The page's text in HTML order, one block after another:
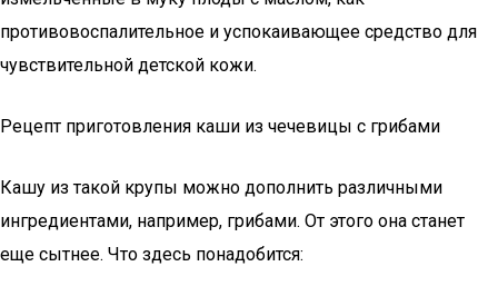
противовоспалительное и успокаивающее средство для
чувствительной детской кожи.
Рецепт приготовления каши из чечевицы с грибами
Кашу из такой крупы можно дополнить различными
ингредиентами, например, грибами. От этого она станет
еще сытнее. Что здесь понадобится: